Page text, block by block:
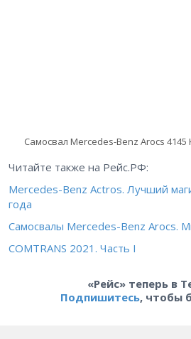
Самосвал Mercedes-Benz Arocs
Читайте также на Рейс.РФ:
Mercedes-Benz Actros. Лучший
года
Самосвалы Мercedes-Benz Arocs.
COMTRANS 2021. Часть I
«Рейс» теперь в
Подпишитесь, чтобы